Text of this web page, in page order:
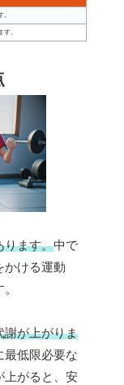
。
ります。中で
かける運動
謝が上がりま
最低限必要な
上がると、安